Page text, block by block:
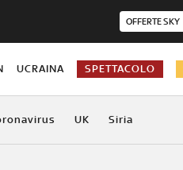
OFFERTE SKY
UCRAINA SPETTACOLO
UK Siria